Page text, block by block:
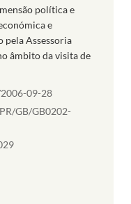
política e
e
pela Assessoria
âmbito da visita de
09-28
GB/GB0202-